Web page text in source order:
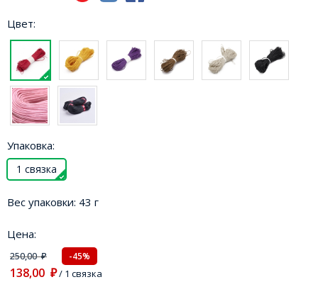
Цвет:
Упаковка:
1 связка
Вес упаковки: 43 г
Цена:
250,00₽ -45%
138,00 ₽/ 1 связка